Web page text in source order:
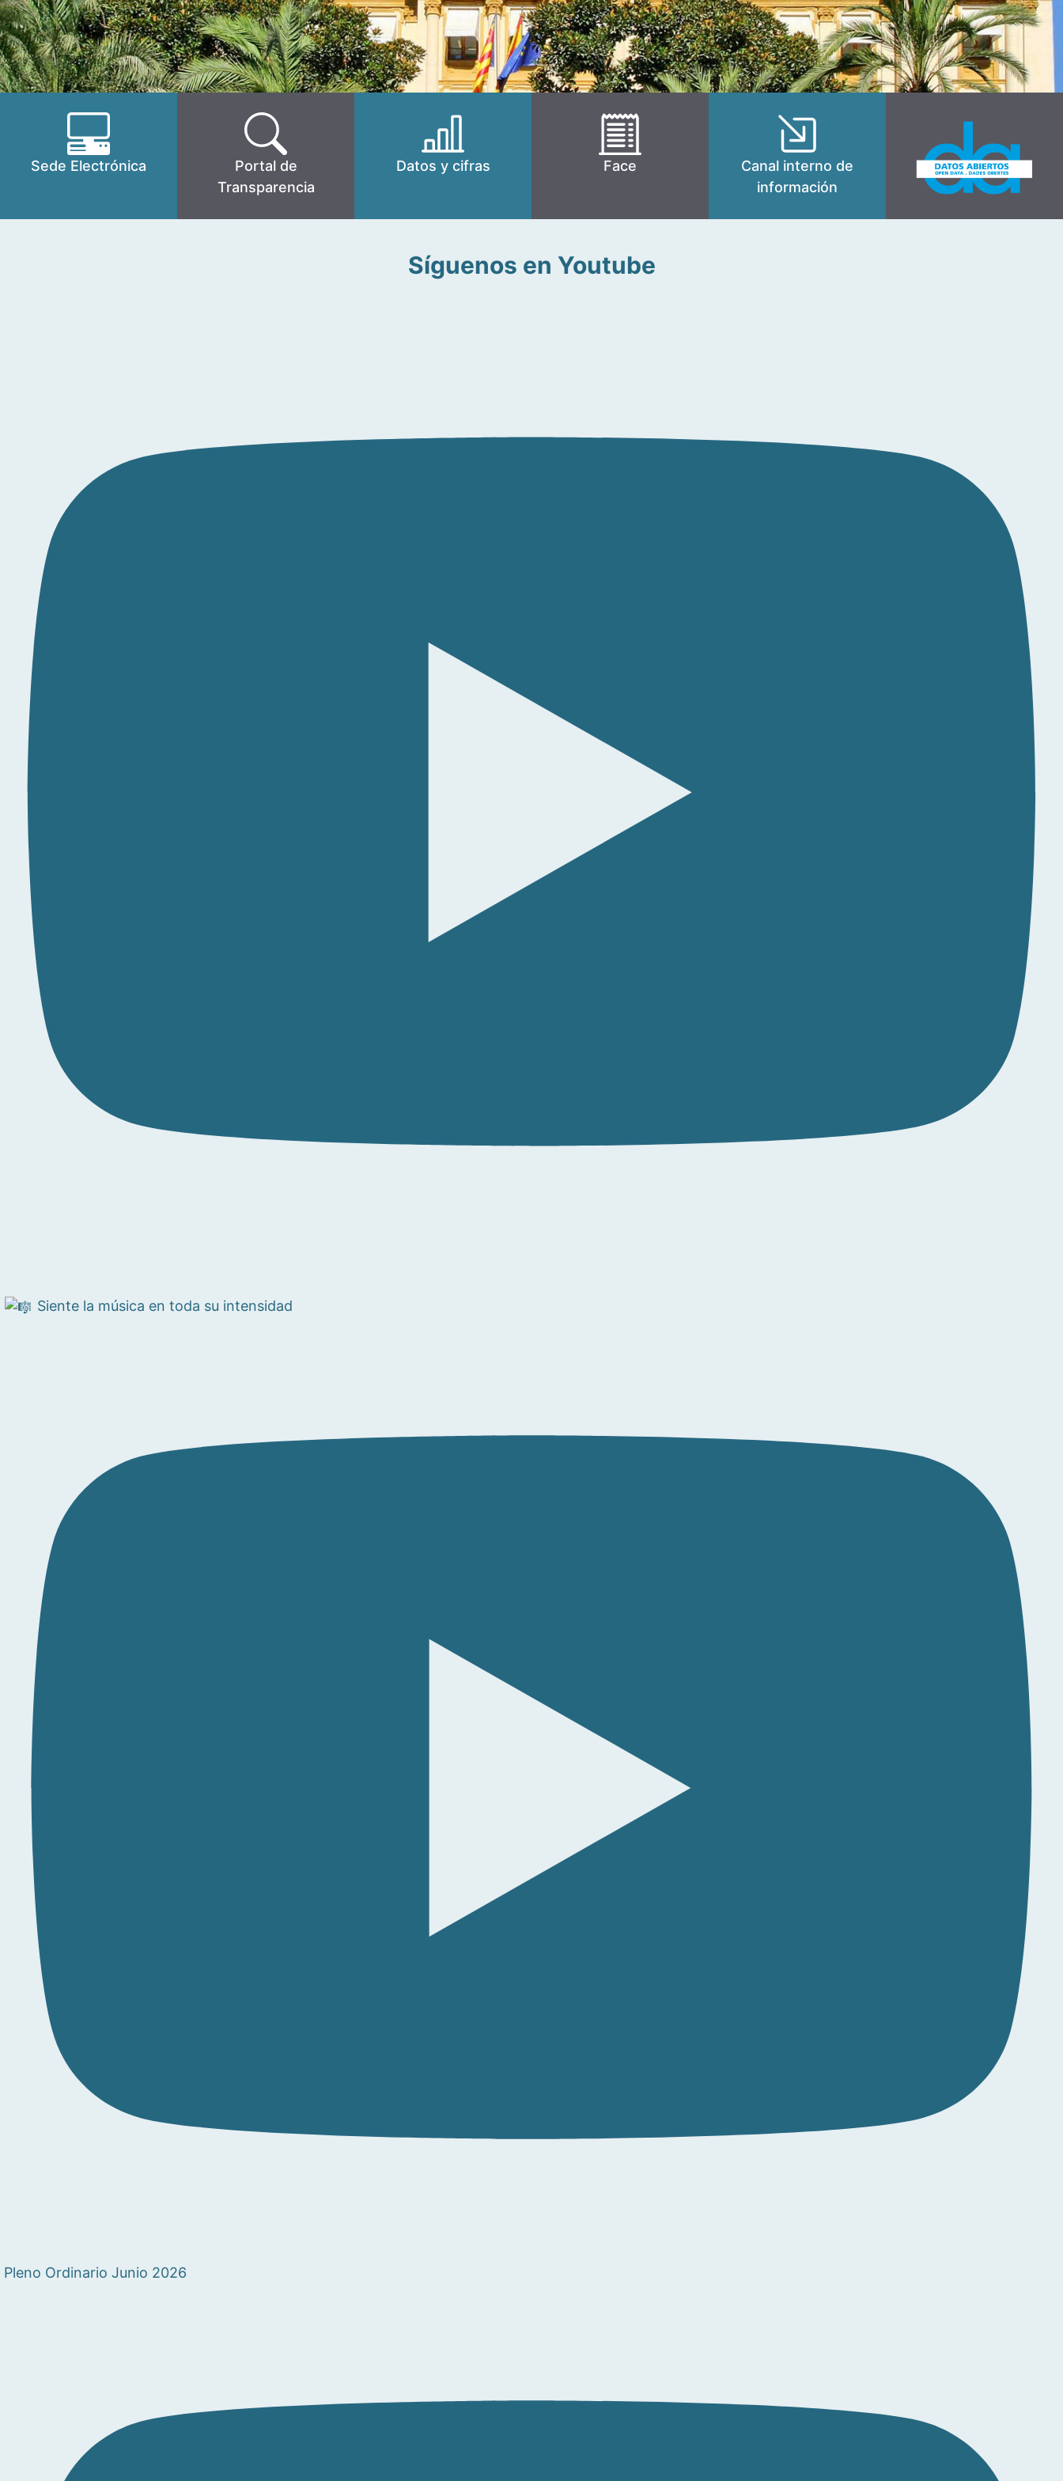
Sede Electrónica
Portal de
Transparencia
Datos y cifras Face
Canal interno de
información
Síguenos en Youtube
Siente la música en toda su intensidad
Pleno Ordinario Junio 2026